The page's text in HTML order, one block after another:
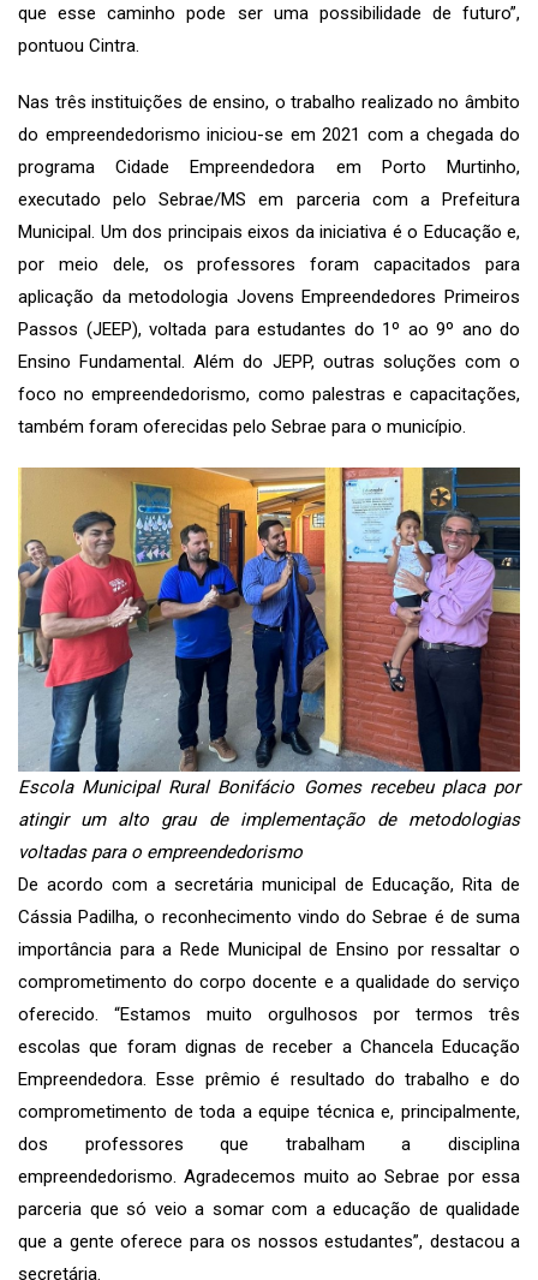
que esse caminho pode ser uma possibilidade de futuro”,
pontuou Cintra.
Nas três instituições de ensino, o trabalho realizado no âmbito
do empreendedorismo iniciou-se em 2021 com a chegada do
programa Cidade Empreendedora em Porto Murtinho,
executado pelo Sebrae/MS em parceria com a Prefeitura
Municipal. Um dos principais eixos da iniciativa é o Educação e,
por meio dele, os professores foram capacitados para
aplicação da metodologia Jovens Empreendedores Primeiros
Passos (JEEP), voltada para estudantes do 1º ao 9º ano do
Ensino Fundamental. Além do JEPP, outras soluções com o
foco no empreendedorismo, como palestras e capacitações,
também foram oferecidas pelo Sebrae para o município.
Escola Municipal Rural Bonifácio Gomes recebeu placa por
atingir um alto grau de implementação de metodologias
voltadas para o empreendedorismo
De acordo com a secretária municipal de Educação, Rita de
Cássia Padilha, o reconhecimento vindo do Sebrae é de suma
importância para a Rede Municipal de Ensino por ressaltar o
comprometimento do corpo docente e a qualidade do serviço
oferecido. “Estamos muito orgulhosos por termos três
escolas que foram dignas de receber a Chancela Educação
Empreendedora. Esse prêmio é resultado do trabalho e do
comprometimento de toda a equipe técnica e, principalmente,
dos professores que trabalham a disciplina
empreendedorismo. Agradecemos muito ao Sebrae por essa
parceria que só veio a somar com a educação de qualidade
que a gente oferece para os nossos estudantes”, destacou a
secretária.